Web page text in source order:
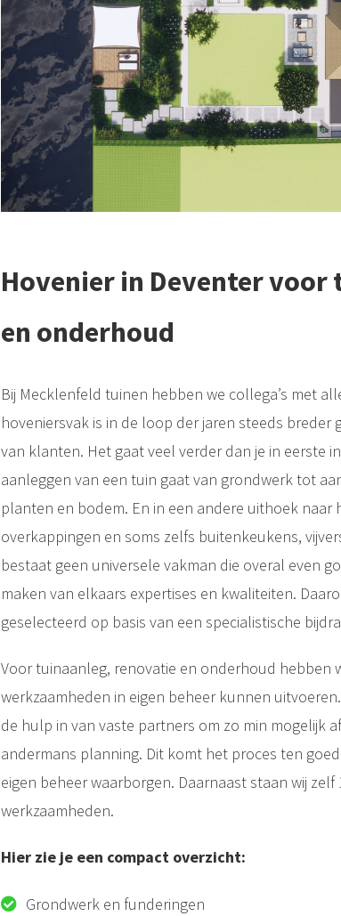
Hovenier in Deventer
en onderhoud
Bij Mecklenfeld tuinen hebben we collega’s met
hoveniersvak is in de loop der jaren steeds
van klanten. Het gaat veel verder dan je in eerste
aanleggen van een tuin gaat van grondwerk tot
planten en bodem. En in een andere uithoek naar
overkappingen en soms zelfs buitenkeukens,
bestaat geen universele vakman die overal even
maken van elkaars expertises en kwaliteiten.
geselecteerd op basis van een specialistische
Voor tuinaanleg, renovatie en onderhoud hebben
werkzaamheden in eigen beheer kunnen
de hulp in van vaste partners om zo min mogelijk
andermans planning. Dit komt het proces ten
eigen beheer waarborgen. Daarnaast staan wij
werkzaamheden.
Hier zie je een compact overzicht:
Grondwerk en funderingen